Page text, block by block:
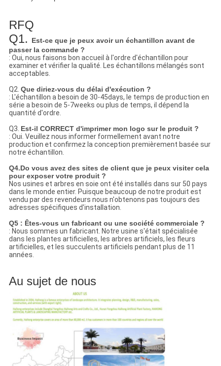
RFQ
Q1.
Est-ce que je peux avoir un échantillon avant de
passer la commande ?
: Oui, nous faisons bon accueil à l'ordre d'échantillon pour
examiner et vérifier la qualité. Les échantillons mélangés sont
acceptables.
Q2. Que diriez-vous du délai d'exécution ?
: L'échantillon a besoin de 30-45days, le temps de production en
série a besoin de 5-7weeks ou plus de temps, il dépend la
quantité d'ordre.
Q3. Est-il CORRECT d'imprimer mon logo sur le produit ?
: Oui. Veuillez nous informer formellement avant notre
production et confirmez la conception premièrement basée sur
notre échantillon.
Q4.Do vous avez des sites de client que je peux visiter cela
pour exposer votre produit ?
Nos usines et arbres en soie ont été installés dans sur 50 pays
dans le monde entier. Puisque beaucoup de notre produit est
vendu par des revendeurs nous n'obtenons pas toujours des
adresses spécifiques d'installation.
Q5 : Êtes-vous un fabricant ou une société commerciale ?
: Nous sommes un fabricant. Notre usine s'était spécialisée
dans les plantes artificielles, les arbres artificiels, les fleurs
artificielles, et les succulents artificiels pendant plus de 11
années.
Au sujet de nous